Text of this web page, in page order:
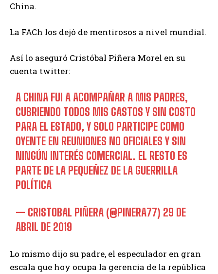
China.
La FACh los dejó de mentirosos a nivel mundial.
Así lo aseguró Cristóbal Piñera Morel en su
cuenta twitter:
A CHINA FUI A ACOMPAÑAR A MIS PADRES,
CUBRIENDO TODOS MIS GASTOS Y SIN COSTO
PARA EL ESTADO, Y SOLO PARTICIPE COMO
OYENTE EN REUNIONES NO OFICIALES Y SIN
NINGÚN INTERÉS COMERCIAL. EL RESTO ES
PARTE DE LA PEQUEÑEZ DE LA GUERRILLA
POLÍTICA
— CRISTOBAL PIÑERA (@PINERA77) 29 DE
ABRIL DE 2019
Lo mismo dijo su padre, el especulador en gran
escala que hoy ocupa la gerencia de la república